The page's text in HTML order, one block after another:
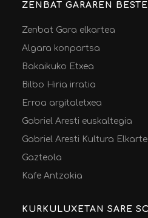
ZENBAT GARAREN
Zenbat Gara elkartea
Algara konpartsa
Bakaikuko Etxea
Bilbo Hiria irratia
Erroa argitaletxea
Gabriel Aresti euskaltegia
Gabriel Aresti Kultura
Gazteola
Kafe Antzokia
KURKULUXETAN SARE